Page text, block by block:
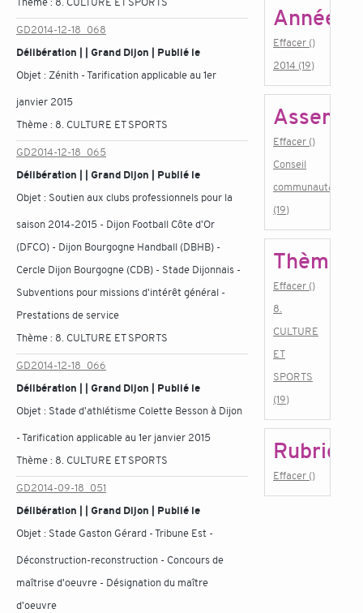
GD2014-12-18_068
Délibération | | Grand Dijon | Publié le
Objet : Zénith - Tarification applicable au 1er
janvier 2015
Thème : 8. CULTURE ET SPORTS
GD2014-12-18_065
Délibération | | Grand Dijon | Publié le
Objet : Soutien aux clubs professionnels pour la
saison 2014-2015 - Dijon Football Côte d'Or
(DFCO) - Dijon Bourgogne Handball (DBHB) -
Cercle Dijon Bourgogne (CDB) - Stade Dijonnais -
Subventions pour missions d'intérêt général -
Prestations de service
Thème : 8. CULTURE ET SPORTS
GD2014-12-18_066
Délibération | | Grand Dijon | Publié le
Objet : Stade d'athlétisme Colette Besson à Dijon
- Tarification applicable au 1er janvier 2015
Thème : 8. CULTURE ET SPORTS
GD2014-09-18_051
Délibération | | Grand Dijon | Publié le
Objet : Stade Gaston Gérard - Tribune Est -
Déconstruction-reconstruction - Concours de
maîtrise d'oeuvre - Désignation du maître
d'oeuvre
Année
Effacer ()
2014 (19)
Effacer ()
Conseil
communautaire
(19)
Thème
Effacer ()
8.
CULTURE
ET
SPORTS
(19)
Rubrique
Effacer ()